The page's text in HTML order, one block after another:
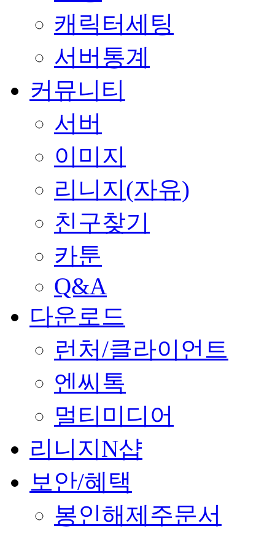
캐릭터세팅
서버통계
커뮤니티
서버
이미지
리니지(자유)
친구찾기
카툰
Q&A
다운로드
런처/클라이언트
엔씨톡
멀티미디어
리니지N샵
보안/혜택
봉인해제주문서